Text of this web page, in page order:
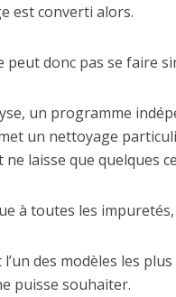
est converti alors.
peut donc pas se faire
un programme
un nettoyage
laisse que quelques
à toutes les
des modèles les
puisse souhaiter.